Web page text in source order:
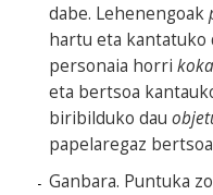
dabe. Lehenengoak
hartu eta kantatuko
personaia horri
eta bertsoa
biribilduko dau
papelaregaz
Ganbara. Puntuka